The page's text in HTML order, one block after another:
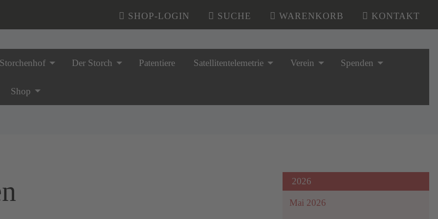
SHOP-LOGIN SUCHE WARENKORB KONTAKT
überspringen
Storchenhof Der Storch Patentiere Satellitentelemetrie Verein Spenden
Shop
2026
Mai 2026